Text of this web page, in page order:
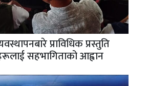
प्राविधिक प्रस्तुति
सहभागिताको आह्वान